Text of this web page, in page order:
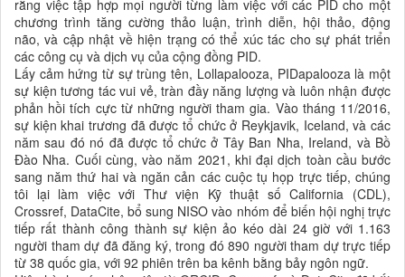
rằng việc tập hợp mọi người từng làm việc với các PID cho một
chương trình tăng cường thảo luận, trình diễn, hội thảo, động
não, và cập nhật về hiện trạng có thể xúc tác cho sự phát triển
các công cụ và dịch vụ của cộng đồng PID.
Lấy cảm hứng từ sự trùng tên, Lollapalooza, PIDapalooza là một
sự kiện tương tác vui vẻ, tràn đầy năng lượng và luôn nhận được
phản hồi tích cực từ những người tham gia. Vào tháng 11/2016,
sự kiện khai trương đã được tổ chức ở Reykjavik, Iceland, và các
năm sau đó nó đã được tổ chức ở Tây Ban Nha, Ireland, và Bồ
Đào Nha. Cuối cùng, vào năm 2021, khi đại dịch toàn cầu bước
sang năm thứ hai và ngăn cản các cuộc tụ họp trực tiếp, chúng
tôi lại làm việc với Thư viện Kỹ thuật số California (CDL),
Crossref, DataCite, bổ sung NISO vào nhóm để biến hội nghị trực
tiếp rất thành công thành sự kiện ảo kéo dài 24 giờ với 1.163
người tham dự đã đăng ký, trong đó 890 người tham dự trực tiếp
từ 38 quốc gia, với 92 phiên trên ba kênh bằng bảy ngôn ngữ.